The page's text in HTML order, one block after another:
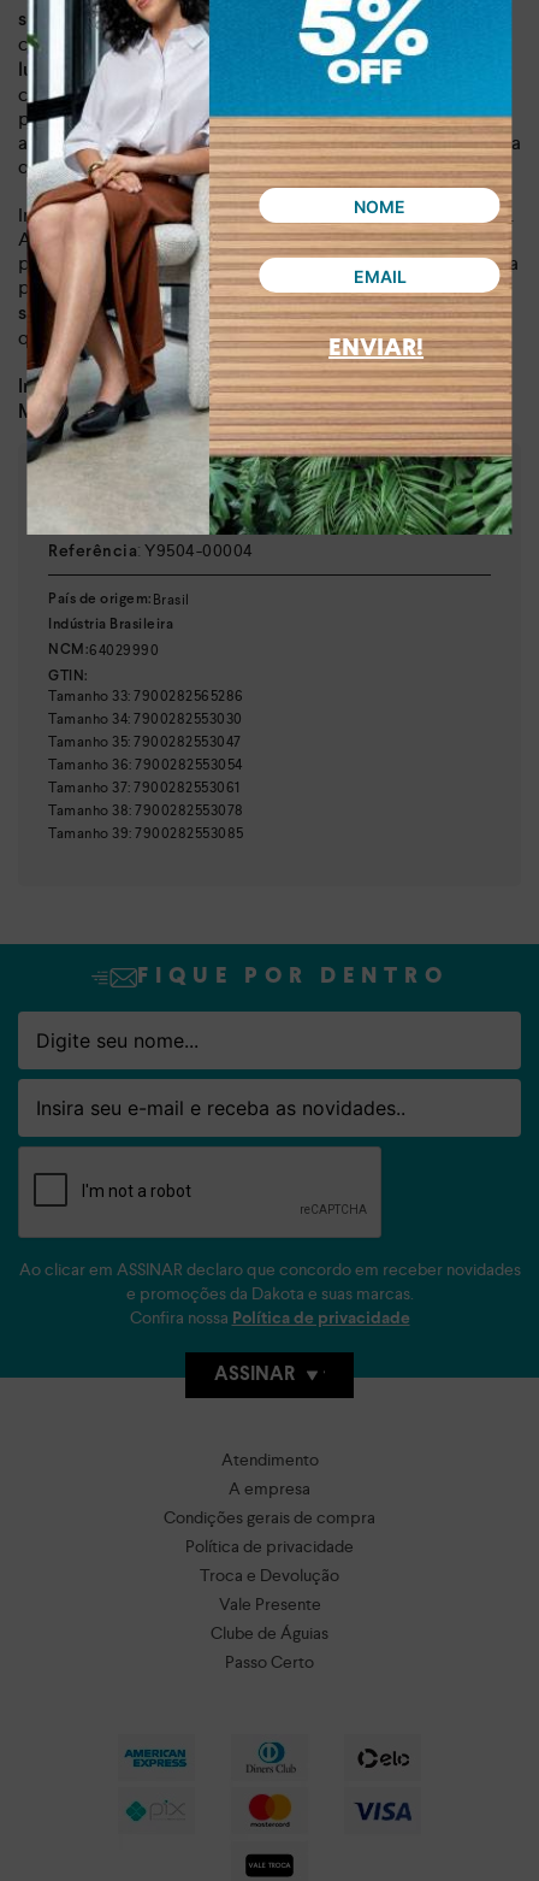
Nome
Email
ENVIAR!
sobre o pé é adornada com aplicações metalizadas
criam um visual único e atraente, adicionando um
luxo e glamour
. Por ser monocolor, facilita a combinação
com diversas peças do seu guarda-roupa, tornando-a ideal
para o dia a dia e momentos de lazer. Essa sandália não é
apenas um calçado, mas uma declaração de estilo que eleva
qualquer look.
Invista em um produto que une qualidade, conforto e estilo.
A Sandália Dakota de Salto Bloco Marrom é a escolha
perfeita para quem busca um item durável e que reflete uma
personalidade forte e elegante. Transforme seus looks e
sinta-se confiante para dominar o mundo com um design
que valoriza sua beleza natural e seu bom gosto.
Indicado para:Dia a dia, lazer
Material:Sintético
7,50 cm
Referência: Y9504-00004
País de origem: Brasil
Indústria Brasileira
NCM:64029990
GTIN:
Tamanho 33:7900282565286
Tamanho 34:7900282553030
Tamanho 35:7900282553047
Tamanho 36:7900282553054
Tamanho 37:7900282553061
Tamanho 38:7900282553078
Tamanho 39:7900282553085
FIQUE POR DENTRO
Nome
Email
Ao clicar em ASSINAR declaro que concordo em receber novidades
e promoções da Dakota e suas marcas.
Confira nossa Política de privacidade
ASSINAR
Atendimento
A empresa
Condições gerais de compra
Política de privacidade
Troca e Devolução
Vale Presente
Clube de Águias
Passo Certo